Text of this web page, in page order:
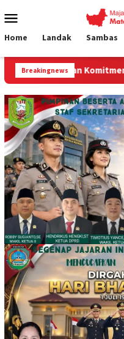
ke
Mobile
Home Landak Sambas
BreakingnewsDukung Hilirisasi